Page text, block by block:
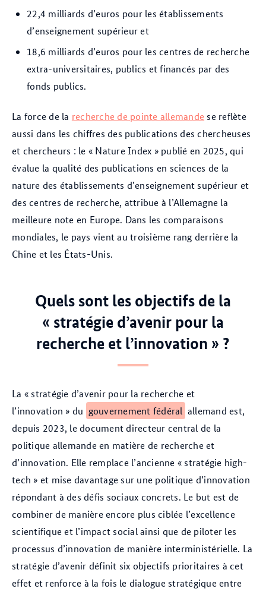
22,4 milliards d’euros pour les établissements
d’enseignement supérieur et
18,6 milliards d’euros pour les centres de recherche
extra-universitaires, publics et financés par des
fonds publics.
La force de la recherche de pointe allemande se reflète
aussi dans les chiffres des publications des chercheuses
et chercheurs : le « Nature Index » publié en 2025, qui
évalue la qualité des publications en sciences de la
nature des établissements d’enseignement supérieur et
des centres de recherche, attribue à l’Allemagne la
meilleure note en Europe. Dans les comparaisons
mondiales, le pays vient au troisième rang derrière la
Chine et les États-Unis.
Quels sont les objectifs de la
« stratégie d’avenir pour la
recherche et l’innovation » ?
La « stratégie d’avenir pour la recherche et
l’innovation » du gouvernement fédéral allemand est,
depuis 2023, le document directeur central de la
politique allemande en matière de recherche et
d’innovation. Elle remplace l’ancienne « stratégie high-
tech » et mise davantage sur une politique d’innovation
répondant à des défis sociaux concrets. Le but est de
combiner de manière encore plus ciblée l’excellence
scientifique et l’impact social ainsi que de piloter les
processus d’innovation de manière interministérielle. La
stratégie d’avenir définit six objectifs prioritaires à cet
effet et renforce à la fois le dialogue stratégique entre